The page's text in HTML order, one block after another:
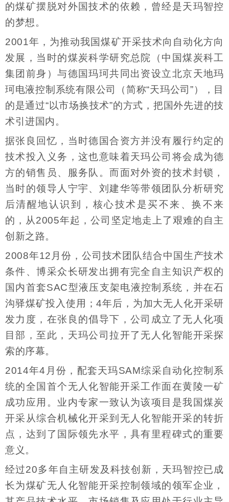
的煤矿摆脱对外国技术的依赖，曾经是天玛智控
的梦想。
2001年，为推动我国煤矿开采技术向自动化方向
发展，当时的煤炭科学研究总院（中国煤炭科工
集团前身）与德国玛珂共同出资设立北京天地玛
珂电液控制系统有限公司（简称“天玛公司”），目
的是通过“以市场换技术”的方式，把国外先进的技
术引进国内。
据张良回忆，当时德国合资方并没有履行约定的
技术投入义务，这也意味着天玛公司将会成为德
方的销售员、服务队。而面对外资的技术封锁，
当时的领导人宁宇、刘建华等带领团队分析研究
后清醒地认识到，核心技术是买不来、换不来
的，从2005年起，公司坚定地走上了艰难的自主
创新之路。
2008年12月份，公司技术团队结合中国生产技术
条件、博采众长研发出拥有完全自主知识产权的
国内首套SAC型液压支架电液控制系统，并在石
沟驿煤矿投入使用；4年后，为加大无人化开采研
发力度，在张良的倡导下，公司成立了无人化项
目部，至此，天玛公司拉开了无人化智能开采探
索的序幕。
2014年4月份，配套天玛SAM综采自动化控制系
统的全国首个无人化智能开采工作面在黄陵一矿
成功应用。业内专家一致认为该项目是我国煤炭
开采从综合机械化开采到无人化智能开采的转折
点，达到了国际领先水平，具有里程碑式的重要
意义。
经过20多年自主研发及科技创新，天玛智控已成
长为煤矿无人化智能开采控制领域的领军企业，